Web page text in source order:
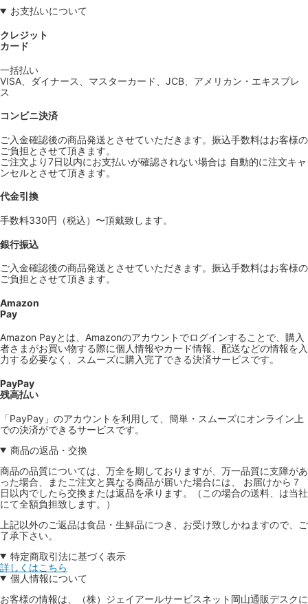
お支払いについて
クレジット
カード
一括払い
VISA、ダイナース、マスターカード、JCB、アメリカン・エキスプレ
ス
コンビニ決済
ご入金確認後の商品発送とさせていただきます。振込手数料はお客様の
ご負担とさせて頂きます。
ご注文より7日以内にお支払いが確認されない場合は 自動的に注文キャ
ンセルとさせて頂きます。
代金引換
手数料330円（税込）〜頂戴致します。
銀行振込
ご入金確認後の商品発送とさせていただきます。振込手数料はお客様の
ご負担とさせて頂きます。
Amazon
Pay
Amazon Payとは、Amazonのアカウントでログインすることで、購入
者さまがお買い物する際に個人情報やカード情報、配送などの情報を入
力する必要なく、スムーズに購入完了できる決済サービスです。
PayPay
残高払い
「PayPay」のアカウントを利用して、簡単・スムーズにオンライン上
での決済ができるサービスです。
商品の返品・交換
商品の品質については、万全を期しておりますが、万一品質に支障があ
った場合、またご注文と異なる商品が届いた場合には、 お届けから７
日以内でしたら交換または返品を承ります。（この場合の送料、は当社
にて全額負担致します。）
上記以外のご返品は食品・生鮮品につき、お受け致しかねますので、ご
了承下さい。
特定商取引法に基づく表示
詳しくはこちら
個人情報について
お客様の情報は、（株）ジェイアールサービスネット岡山通販デスクに